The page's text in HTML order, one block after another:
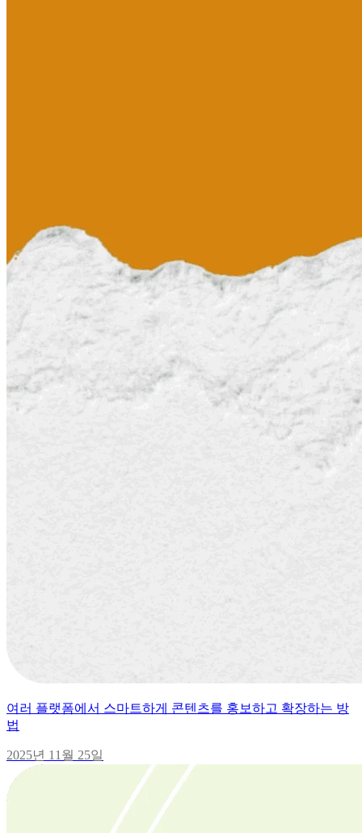
여러 플랫폼에서 스마트하게 콘텐츠를 홍보하고 확장하는 방
법
2025년 11월 25일